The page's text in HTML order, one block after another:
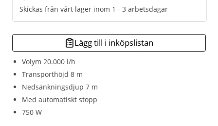
Volym 20.000 l/h
Transporthöjd 8 m
Nedsänkningsdjup 7 m
Med automatiskt stopp
750 W
Skickas från vårt lager inom 1 - 3 arbetsdagar
Lägg till i inköpslistan